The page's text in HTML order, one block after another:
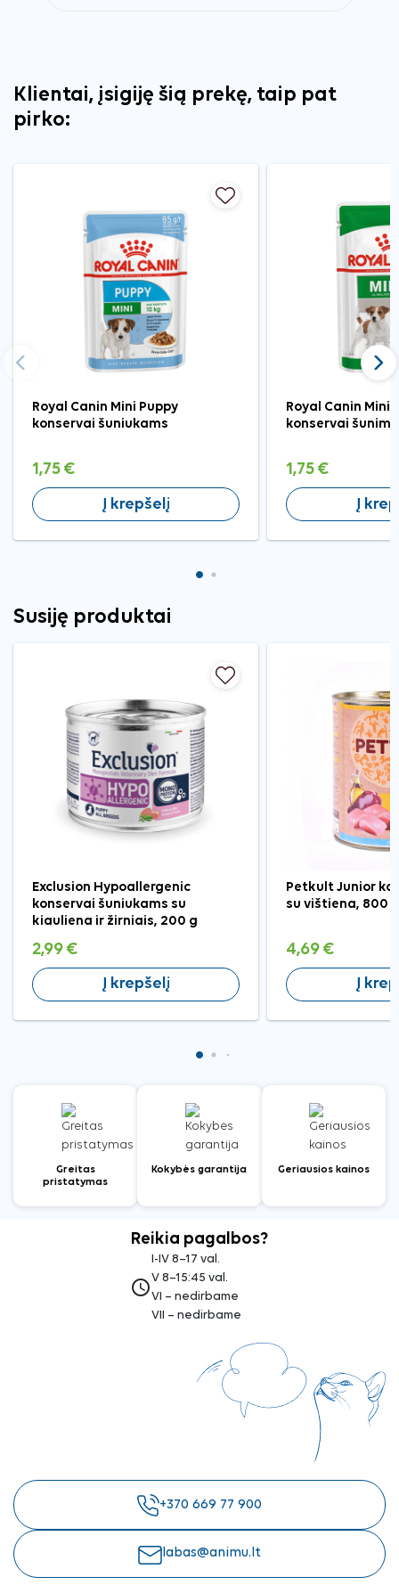
Klientai, įsigiję šią prekę, taip pat
pirko:
Royal Canin Mini Puppy
konservai šuniukams
1,75 €
Į krepšelį
Royal Canin Mini
konservai šunims
1,75 €
Į
Ankstesnis
Susiję produktai
Exclusion Hypoallergenic
konservai šuniukams su
kiauliena ir žirniais, 200 g
2,99 €
Į krepšelį
Petkult Junior
su vištiena, 800
4,69 €
Į
Greitas
pristatymas
Kokybės garantija Geriausios kainos
Reikia pagalbos?
access_time
I-IV 8–17 val.
V 8–15:45 val.
VI – nedirbame
VII – nedirbame
+370 669 77 900
labas@animu.lt